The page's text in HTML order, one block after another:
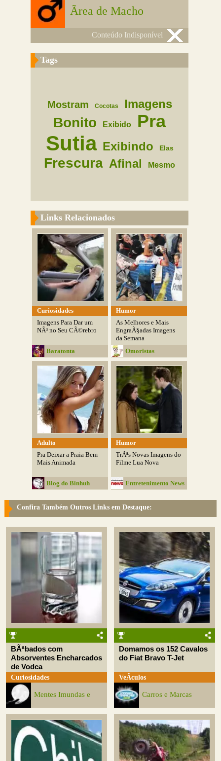
Ãrea de Macho
Conteúdo Indisponível
Tags
Mostram Cocotas Imagens
Bonito Exibido Pra
Sutia Exibindo Elas
Frescura Afinal Mesmo
Links Relacionados
Curiosidades
Imagens Para Dar um
NÃ³ no Seu CÃ©rebro
Baratonta
Humor
As Melhores e Mais
EngraÃ§adas Imagens
da Semana
Omoristas
Adulto
Pra Deixar a Praia Bem
Mais Animada
Blog do Binhuh
Humor
TrÃªs Novas Imagens do
Filme Lua Nova
Entretenimento News
Confira Também Outros Links em Destaque:
BÃªbados com
Absorventes Encharcados
de Vodca
Curiosidades
Mentes Imundas e
Domamos os 152 Cavalos
do Fiat Bravo T-Jet
VeÃ­culos
Carros e Marcas